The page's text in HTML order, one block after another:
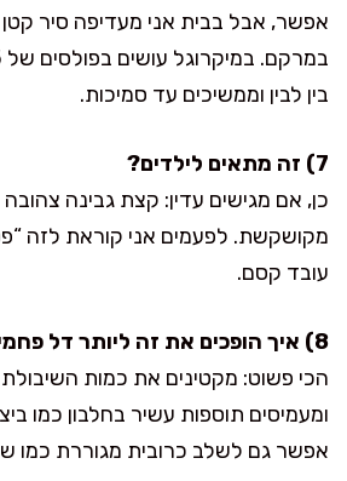
אפשר, אבל בבית אני מעדיפה סיר קטן
בין לבין וממשיכים עד סמיכות.
7) זה מתאים לילדים?
כן, אם מגישים עדין: קצת גבינה
מקושקשת. לפעמים אני קוראת לזה
עובד קסם.
8) איך הופכים את זה ליותר דל פחמימות?
ומעמיסים תוספות עשיר בחלבון כמו
אפשר גם לשלב כרובית מגוררת כמו